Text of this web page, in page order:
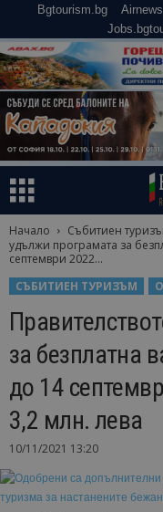
Bgtourism.bg
Начало Събитиен
удължи програмата за
септември 2022...
СЪБИТИЕН ТУРИЗЪМ
за безплатна
до 14
3,2 млн. лева
10/11/2021 13:20